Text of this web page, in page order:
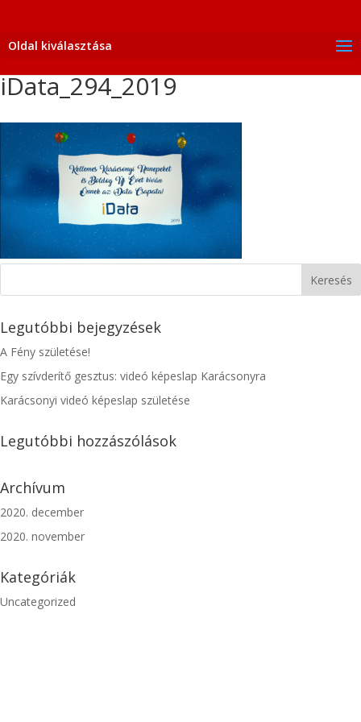
Oldal kiválasztása
iData_294_2019
Legutóbbi bejegyzések
A Fény születése!
Egy szívderítő gesztus: videó képeslap Karácsonyra
Karácsonyi videó képeslap születése
Legutóbbi hozzászólások
Archívum
2020. december
2020. november
Kategóriák
Uncategorized